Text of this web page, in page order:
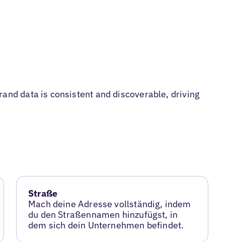
data is consistent and discoverable, driving
Straße
Mach deine Adresse vollständig, indem
du den Straßennamen hinzufügst, in
dem sich dein Unternehmen befindet.